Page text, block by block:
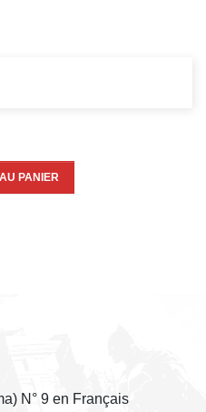
PANIER
N° 9 en Français